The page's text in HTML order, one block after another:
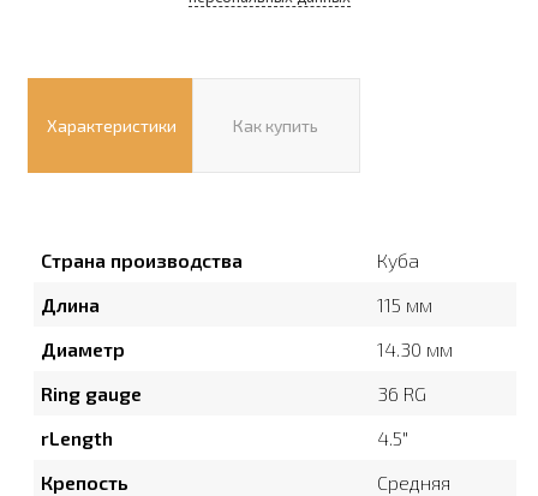
Характеристики Как купить
Страна производства
Куба
Длина
115 мм
Диаметр
14.30 мм
Ring gauge
36 RG
rLength
4.5″
Крепость
Средняя